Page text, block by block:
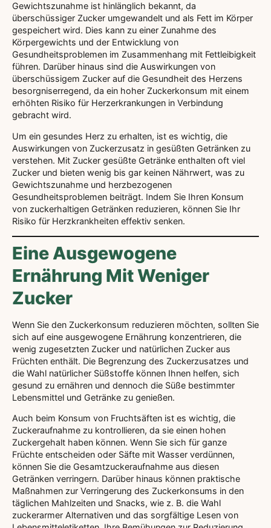
Gewichtszunahme ist hinlänglich bekannt, da
überschüssiger Zucker umgewandelt und als Fett im Körper
gespeichert wird. Dies kann zu einer Zunahme des
Körpergewichts und der Entwicklung von
Gesundheitsproblemen im Zusammenhang mit Fettleibigkeit
führen. Darüber hinaus sind die Auswirkungen von
überschüssigem Zucker auf die Gesundheit des Herzens
besorgniserregend, da ein hoher Zuckerkonsum mit einem
erhöhten Risiko für Herzerkrankungen in Verbindung
gebracht wird.
Um ein gesundes Herz zu erhalten, ist es wichtig, die
Auswirkungen von Zuckerzusatz in gesüßten Getränken zu
verstehen. Mit Zucker gesüßte Getränke enthalten oft viel
Zucker und bieten wenig bis gar keinen Nährwert, was zu
Gewichtszunahme und herzbezogenen
Gesundheitsproblemen beiträgt. Indem Sie Ihren Konsum
von zuckerhaltigen Getränken reduzieren, können Sie Ihr
Risiko für Herzkrankheiten effektiv senken.
Eine Ausgewogene
Ernährung Mit Weniger
Zucker
Wenn Sie den Zuckerkonsum reduzieren möchten, sollten Sie
sich auf eine ausgewogene Ernährung konzentrieren, die
wenig zugesetzten Zucker und natürlichen Zucker aus
Früchten enthält. Die Begrenzung des Zuckerzusatzes und
die Wahl natürlicher Süßstoffe können Ihnen helfen, sich
gesund zu ernähren und dennoch die Süße bestimmter
Lebensmittel und Getränke zu genießen.
Auch beim Konsum von Fruchtsäften ist es wichtig, die
Zuckeraufnahme zu kontrollieren, da sie einen hohen
Zuckergehalt haben können. Wenn Sie sich für ganze
Früchte entscheiden oder Säfte mit Wasser verdünnen,
können Sie die Gesamtzuckeraufnahme aus diesen
Getränken verringern. Darüber hinaus können praktische
Maßnahmen zur Verringerung des Zuckerkonsums in den
täglichen Mahlzeiten und Snacks, wie z. B. die Wahl
zuckerarmer Alternativen und das sorgfältige Lesen von